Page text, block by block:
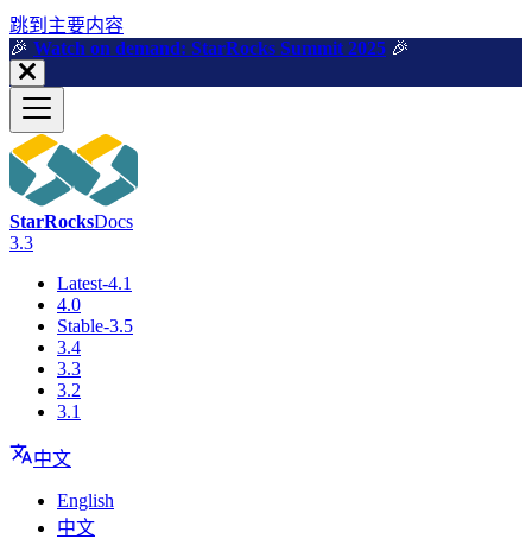
跳到主要内容
🎉️ Watch on demand: StarRocks Summit 2025 🎉️
StarRocksDocs
3.3
Latest-4.1
4.0
Stable-3.5
3.4
3.3
3.2
3.1
中文
English
中文